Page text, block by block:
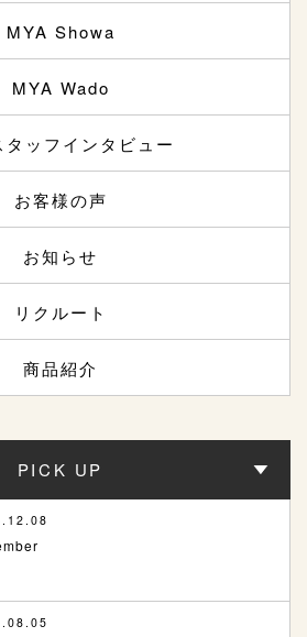
MYA Showa
MYA Wado
タッフインタビュー
お客様の声
お知らせ
リクルート
商品紹介
PICK UP